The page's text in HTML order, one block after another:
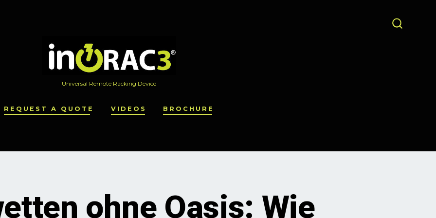
Universal Remote Racking Device
REQUEST A QUOTE VIDEOS BROCHURE
ohne Oasis: Wie